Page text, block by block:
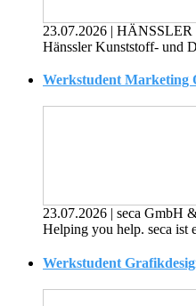
23.07.2026 | HÄNSSLER
Hänssler Kunststoff- und
Werkstudent Marketing
23.07.2026 | seca GmbH
Helping you help. seca ist
Werkstudent